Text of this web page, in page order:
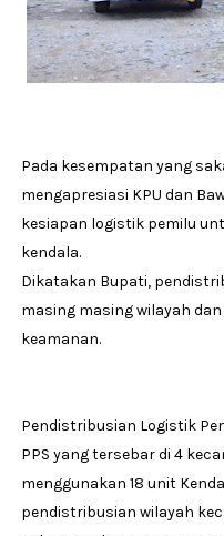
Pada kesempatan yang
mengapresiasi KPU dan
kesiapan logistik pemilu
kendala.
Dikatakan Bupati,
masing masing wilayah
keamanan.
Pendistribusian Logistik
PPS yang tersebar di 4
menggunakan 18 unit
pendistribusian wilayah